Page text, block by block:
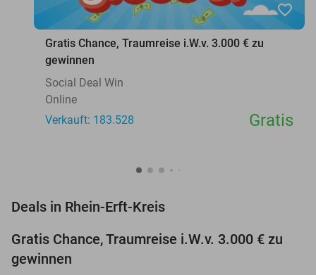
favorite_border
Gratis Chance, Traumreise i.W.v. 3.000 € zu
gewinnen
Social Deal Win
Online
Verkauft: 183.528
Gratis
Deals in Rhein-Erft-Kreis
Gratis Chance, Traumreise i.W.v. 3.000 € zu
gewinnen